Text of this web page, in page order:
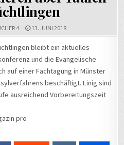
4 13. JUNI 2018
bleibt ein aktuelles
und die Evangelische
auf einer Fachtagung in Münster
beschäftigt. Einig sind
ausreichend Vorbereitungszeit
pro